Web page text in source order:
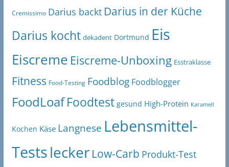
Cremissimo Darius backt Darius in der Küche
Darius kocht dekadent Dortmund Eis
Eiscreme Eiscreme-Unboxing Esstraklasse
Fitness Food-Testing Foodblog Foodblogger
FoodLoaf Foodtest gesund High-Protein Karamell
Kochen Käse Langnese Lebensmittel-
Testslecker Low-Carb Produkt-Test